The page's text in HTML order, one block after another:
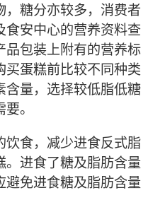
，糖分亦较多，消费者
食安中心的营养资料查
品包装上附有的营养标
买蛋糕前比较不同种类
含量，选择较低脂低糖
。
饮食，减少进食反式脂
。进食了糖及脂肪含量
避免进食糖及脂肪含量